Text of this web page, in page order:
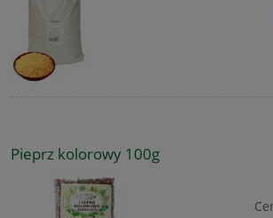
Pieprz kolorowy 100g